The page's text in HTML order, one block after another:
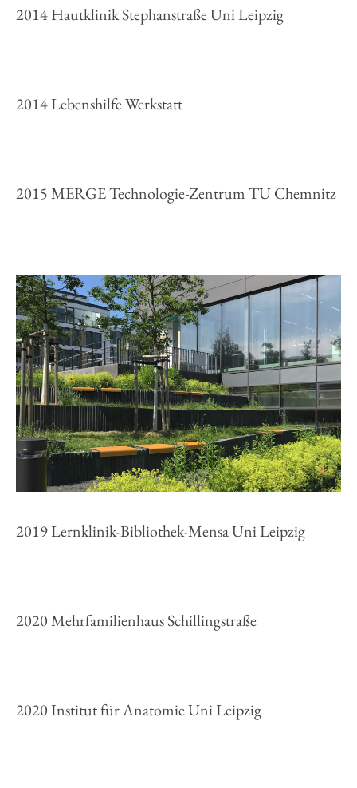
2014 Hautklinik Stephanstraße Uni Leipzig
2014 Lebenshilfe Werkstatt
2015 MERGE Technologie-Zentrum TU Chemnitz
2019 Lernklinik-Bibliothek-Mensa Uni Leipzig
2020 Mehrfamilienhaus Schillingstraße
2020 Institut für Anatomie Uni Leipzig